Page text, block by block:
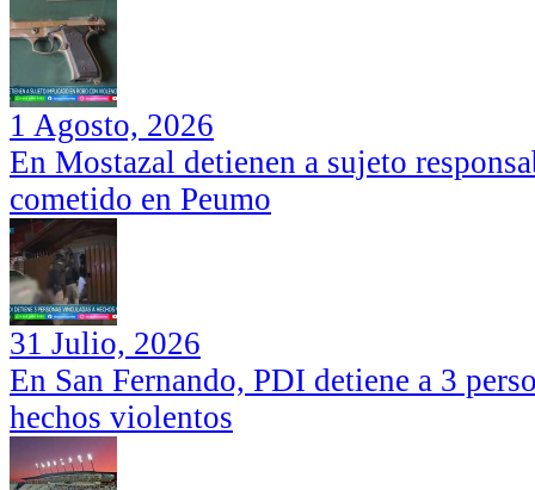
1 Agosto, 2026
En Mostazal detienen a sujeto
cometido en Peumo
31 Julio, 2026
En San Fernando, PDI detiene a 3
hechos violentos